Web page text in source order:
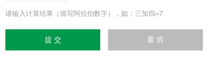
请输入计算结果（填写阿拉伯数字），如：三加四=7